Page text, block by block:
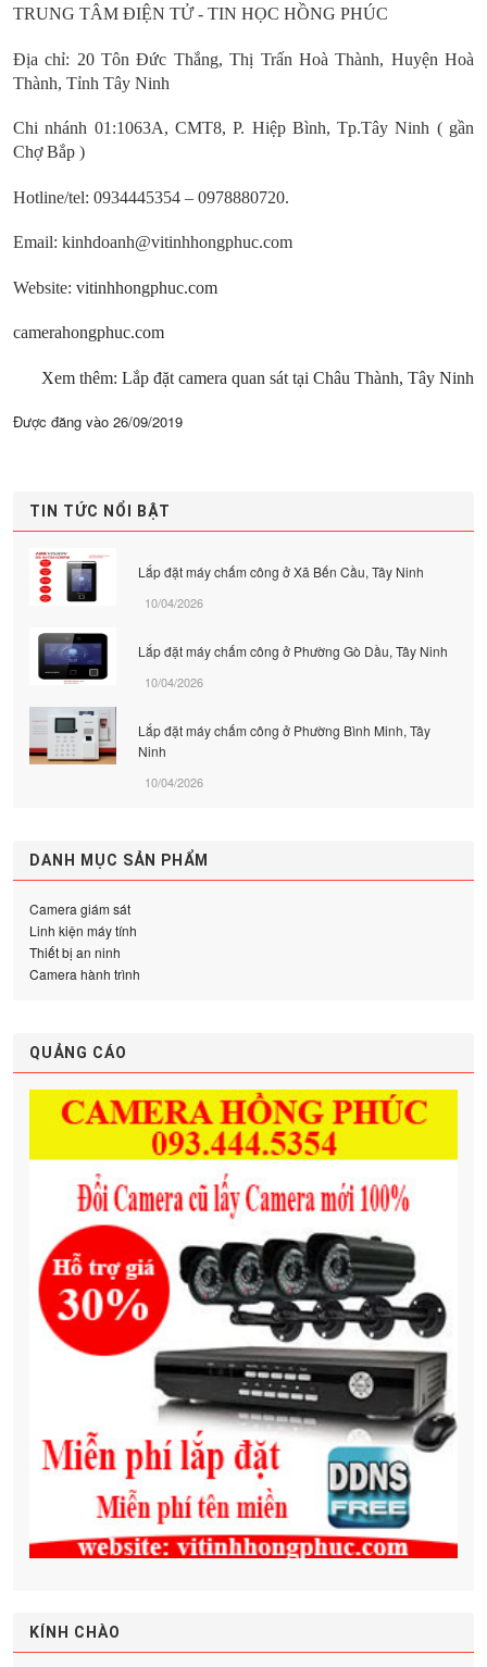
TRUNG TÂM ĐIỆN TỬ - TIN HỌC HỒNG PHÚC
Địa chỉ: 20 Tôn Đức Thắng, Thị Trấn Hoà Thành, Huyện Hoà
Thành, Tỉnh Tây Ninh
Chi nhánh 01:1063A, CMT8, P. Hiệp Bình, Tp.Tây Ninh ( gần
Chợ Bắp )
Hotline/tel: 0934445354 – 0978880720.
Email: kinhdoanh@vitinhhongphuc.com
Website: vitinhhongphuc.com
camerahongphuc.com
Xem thêm: Lắp đặt camera quan sát tại Châu Thành, Tây Ninh
Được đăng vào 26/09/2019
TIN TỨC NỔI BẬT
Lắp đặt máy chấm công ở Xã Bến Cầu, Tây Ninh
10/04/2026
Lắp đặt máy chấm công ở Phường Gò Dầu, Tây Ninh
10/04/2026
Lắp đặt máy chấm công ở Phường Bình Minh, Tây
Ninh
10/04/2026
DANH MỤC SẢN PHẨM
Camera giám sát
Linh kiện máy tính
Thiết bị an ninh
Camera hành trình
QUẢNG CÁO
KÍNH CHÀO